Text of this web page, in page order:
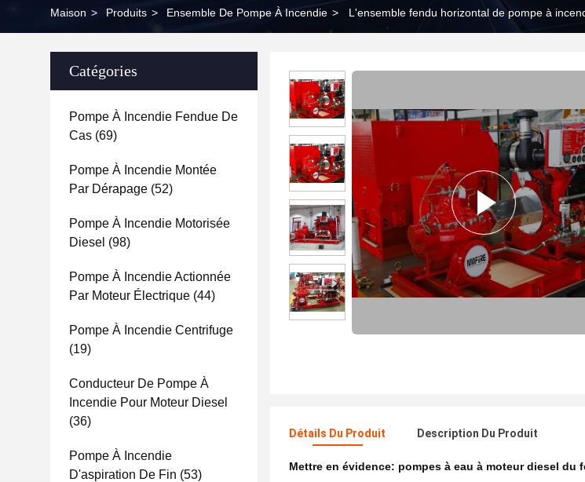
Maison > Produits > Ensemble De Pompe À Incendie > L'ensemble fendu horizontal de pompe à
Catégories
Pompe À Incendie Fendue De
Cas (69)
Pompe À Incendie Montée
Par Dérapage (52)
Pompe À Incendie Motorisée
Diesel (98)
Pompe À Incendie Actionnée
Par Moteur Électrique (44)
Pompe À Incendie Centrifuge
(19)
Conducteur De Pompe À
Incendie Pour Moteur Diesel
(36)
Pompe À Incendie
D'aspiration De Fin (53)
Détails Du Produit Description Du Produit
Mettre en évidence: pompes à eau à moteur diesel du